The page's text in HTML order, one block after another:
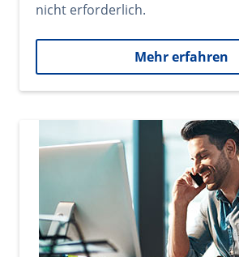
nicht erforderlich.
Mehr erfahren